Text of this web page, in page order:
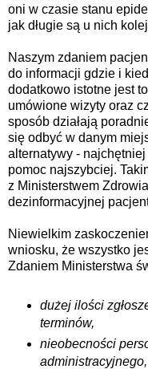
oni w czasie stanu
jak długie są u nich
Naszym zdaniem
do informacji gdzie i
dodatkowo istotne jest
umówione wizyty oraz
sposób działają
się odbyć w danym
alternatywy -
pomoc najszybciej.
z Ministerstwem
dezinformacyjnej
Niewielkim
wniosku, że wszystko
Zdaniem Ministerstwa
dużej ilości
terminów,
nieobecności
administracyjnego,